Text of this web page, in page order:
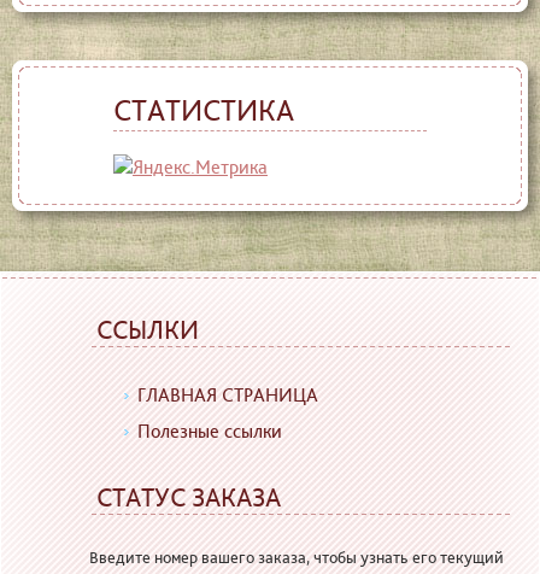
СТАТИСТИКА
ССЫЛКИ
ГЛАВНАЯ СТРАНИЦА
Полезные ссылки
СТАТУС ЗАКАЗА
Введите номер вашего заказа, чтобы узнать его текущий